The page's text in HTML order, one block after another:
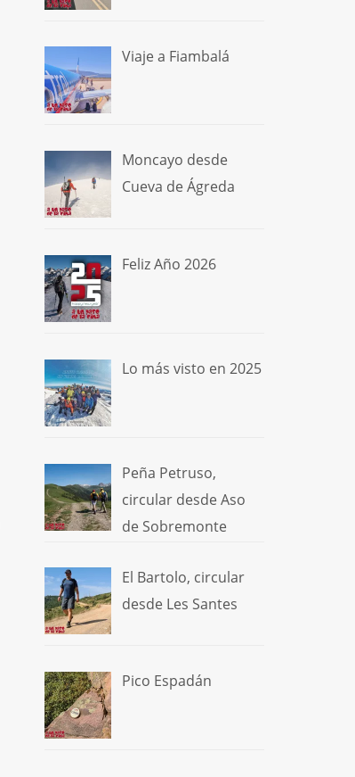
Viaje a Fiambalá
Moncayo desde
Cueva de Ágreda
Feliz Año 2026
Lo más visto en 2025
Peña Petruso,
circular desde Aso
de Sobremonte
El Bartolo, circular
desde Les Santes
Pico Espadán